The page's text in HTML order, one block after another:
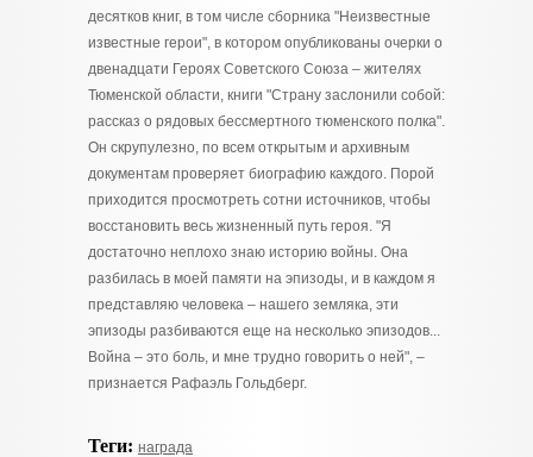
десятков книг, в том числе сборника "Неизвестные
известные герои", в котором опубликованы очерки о
двенадцати Героях Советского Союза – жителях
Тюменской области, книги "Страну заслонили собой:
рассказ о рядовых бессмертного тюменского полка".
Он скрупулезно, по всем открытым и архивным
документам проверяет биографию каждого. Порой
приходится просмотреть сотни источников, чтобы
восстановить весь жизненный путь героя. "Я
достаточно неплохо знаю историю войны. Она
разбилась в моей памяти на эпизоды, и в каждом я
представляю человека – нашего земляка, эти
эпизоды разбиваются еще на несколько эпизодов...
Война – это боль, и мне трудно говорить о ней", –
признается Рафаэль Гольдберг.
Теги: награда